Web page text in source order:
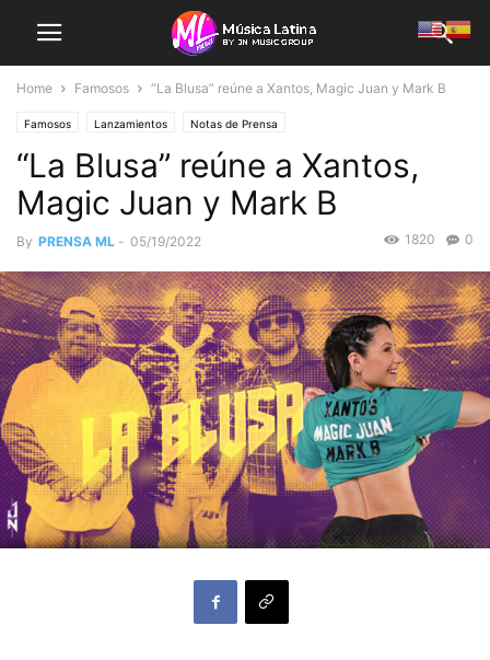
Home Famosos “La Blusa” reúne a Xantos, Magic Juan y Mark B
Famosos Lanzamientos Notas de Prensa
“La Blusa” reúne a Xantos,
Magic Juan y Mark B
By PRENSA ML - 05/19/2022 0
1820